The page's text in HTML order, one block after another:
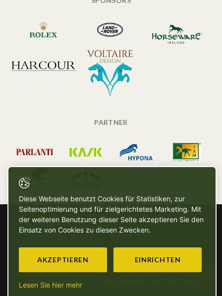
PARTNER
Copyright © SG - 2026 - Alle Rechte vorbehalten
Powered by Artionet
Diese Webseite benutzt Cookies für Statistiken, zur
Seitenoptimierung und für zielgerichtetes Marketing. Mit
der weiteren Benutzung dieser Seite akzeptieren Sie den
Einsatz von Cookies zu diesen Zwecken.
AKZEPTIEREN EINRICHTEN
Lesen Sie hier mehr